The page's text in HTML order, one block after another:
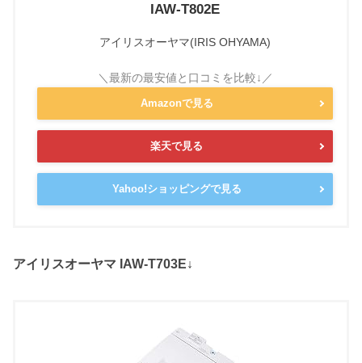
IAW-T802E
アイリスオーヤマ(IRIS OHYAMA)
Amazonで見る
楽天で見る
Yahoo!ショッピングで見る
アイリスオーヤマ IAW-T703E↓